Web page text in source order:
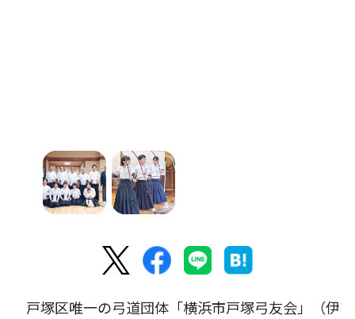
戸塚区唯一の弓道団体「横浜市戸塚弓友会」（伊